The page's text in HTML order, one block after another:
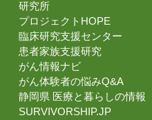
研究所
プロジェクトHOPE
臨床研究支援センター
患者家族支援研究
がん情報ナビ
がん体験者の悩みQ&A
静岡県 医療と暮らしの情報
SURVIVORSHIP.JP